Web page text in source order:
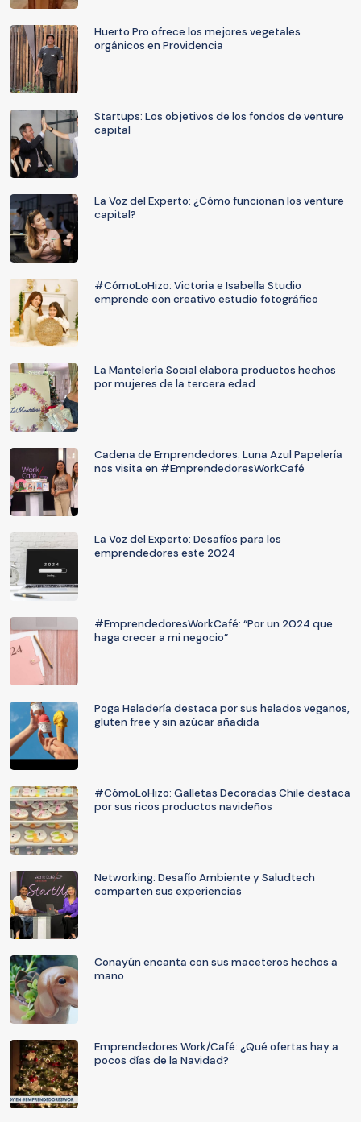
Huerto Pro ofrece los mejores vegetales
orgánicos en Providencia
Startups: Los objetivos de los fondos de venture
capital
La Voz del Experto: ¿Cómo funcionan los venture
capital?
#CómoLoHizo: Victoria e Isabella Studio
emprende con creativo estudio fotográfico
La Mantelería Social elabora productos hechos
por mujeres de la tercera edad
Cadena de Emprendedores: Luna Azul Papelería
nos visita en #EmprendedoresWorkCafé
La Voz del Experto: Desafíos para los
emprendedores este 2024
#EmprendedoresWorkCafé: “Por un 2024 que
haga crecer a mi negocio”
Poga Heladería destaca por sus helados veganos,
gluten free y sin azúcar añadida
#CómoLoHizo: Galletas Decoradas Chile destaca
por sus ricos productos navideños
Networking: Desafío Ambiente y Saludtech
comparten sus experiencias
Conayún encanta con sus maceteros hechos a
mano
Emprendedores Work/Café: ¿Qué ofertas hay a
pocos días de la Navidad?